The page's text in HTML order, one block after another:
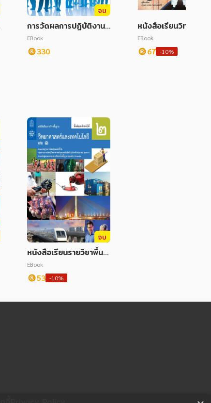
จบ
การวัดผลการปฏิบัติงานอ
งค์กร
EBook
330
หนังสือเรียนวิทยาศา
ฯ เทคโนโลยี (วิทยาก
คำนวณ) ม.4 (หลักสู
60)
EBook
67 -10%
จบ
หนังสือเรียนรายวิชาพื้นฐ
านวิทยาศาสตร์และเทคโน
โลยี ม.2 เล่ม 1
EBook
53 -10%